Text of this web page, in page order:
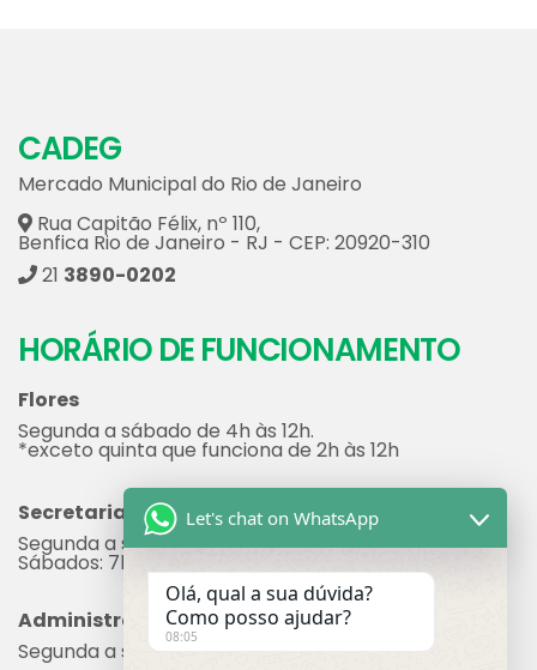
CADEG
Mercado Municipal do Rio de Janeiro
Rua Capitão Félix, nº 110,
Benfica Rio de Janeiro - RJ - CEP: 20920-310
21 3890-0202
HORÁRIO DE FUNCIONAMENTO
Flores
Segunda a sábado de 4h às 12h.
*exceto quinta que funciona de 2h às 12h
Secretaria
Segunda a sexta: 7h às 17h
Sábados: 7h às 12h
Administração
Segunda a sexta: 8h às 17h
Let's chat on WhatsApp
Olá, qual a sua dúvida?
Como posso ajudar?
08:05